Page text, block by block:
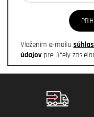
Vložením e-mailu
údajov pre účely